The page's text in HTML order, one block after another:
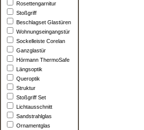
Rosettengarnitur
Stoßgriff
Beschlagset Glastüren
Wohnungseingangstür
Sockelleiste Corelan
Ganzglastür
Hörmann ThermoSafe
Längsoptik
Queroptik
Struktur
Stoßgriff Set
Lichtausschnitt
Sandstrahlglas
Ornamentglas